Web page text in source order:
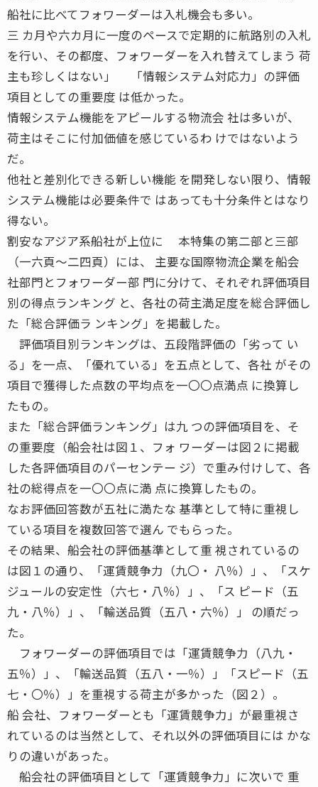
船社に比べてフォワーダーは入札機会も多い。
三 カ月や六カ月に一度のペースで定期的に航路別の入札
を行い、その都度、フォワーダーを入れ替えてしまう 荷
主も珍しくはない」 「情報システム対応力」の評価
項目としての重要度 は低かった。
情報システム機能をアピールする物流会 社は多いが、
荷主はそこに付加価値を感じているわ けではないよう
だ。
他社と差別化できる新しい機能 を開発しない限り、情報
システム機能は必要条件で はあっても十分条件とはなり
得ない。
割安なアジア系船社が上位に 本特集の第二部と三部
（一六頁〜二四頁）には、 主要な国際物流企業を船会
社部門とフォワーダー部 門に分けて、それぞれ評価項目
別の得点ランキング と、各社の荷主満足度を総合評価し
た「総合評価ラ ンキング」を掲載した。
評価項目別ランキングは、五段階評価の「劣って い
る」を一点、「優れている」を五点として、各社 がその
項目で獲得した点数の平均点を一〇〇点満点 に換算し
たもの。
また「総合評価ランキング」は九 つの評価項目を、そ
の重要度（船会社は図１、フォ ワーダーは図２に掲載
した各評価項目のパーセンテー ジ）で重み付けして、各
社の総得点を一〇〇点に満 点に換算したもの。
なお評価回答数が五社に満たな 基準として特に重視し
ている項目を複数回答で選ん でもらった。
その結果、船会社の評価基準として重 視されているの
は図１の通り、「運賃競争力（九〇・ 八％）」、「スケ
ジュールの安定性（六七・八％）」、「ス ピード（五
九・八％）」、「輸送品質（五八・六％）」 の順だっ
た。
フォワーダーの評価項目では「運賃競争力（八九・
五％）」、「輸送品質（五八・一％）」「スピード（五
七・〇％）」を重視する荷主が多かった（図２）。
船 会社、フォワーダーとも「運賃競争力」が最重視さ
れているのは当然として、それ以外の評価項目には かな
りの違いがあった。
船会社の評価項目として「運賃競争力」に次いで 重